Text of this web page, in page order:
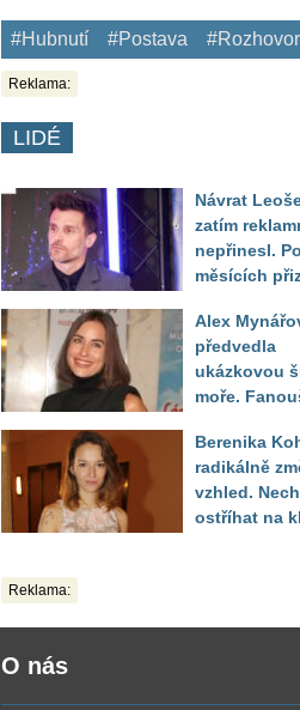
#Hubnutí #Postava #Rozhovor
Reklama:
LIDÉ
Návrat
zatím
nepřinesl.
měsících
zklamání
Alex
předvedla
ukázkovou
moře.
toho vypadá
Berenika
radikálně
vzhled.
ostříhat na
Reklama:
O nás